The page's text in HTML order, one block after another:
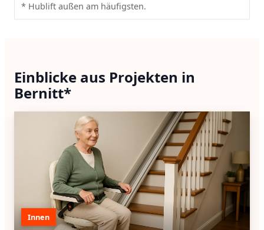
* Hublift außen am häufigsten.
Einblicke aus Projekten in
Bernitt*
Innen